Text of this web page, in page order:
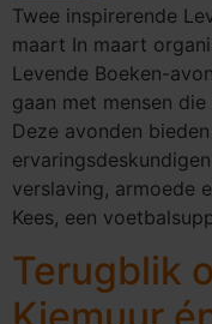
Twee inspirerende
maart In maart
Levende Boeken-
gaan met mensen
Deze avonden
verslaving, armoede
Kees, een
Terugblik